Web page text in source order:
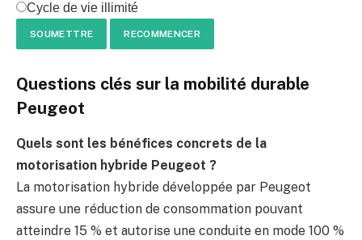
Cycle de vie illimité
SOUMETTRE RECOMMENCER
Questions clés sur la mobilité durable
Peugeot
Quels sont les bénéfices concrets de la
motorisation hybride Peugeot ?
La motorisation hybride développée par Peugeot
assure une réduction de consommation pouvant
atteindre 15 % et autorise une conduite en mode 100 %